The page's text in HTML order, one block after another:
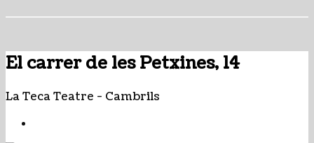
El carrer de les Petxines, 14
La Teca Teatre - Cambrils